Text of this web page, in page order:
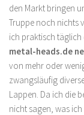
den Markt bringen
Truppe noch nichts
ich praktisch täglich
metal-heads.de
von mehr oder
zwangsläufig
Lappen. Da ich die
nicht sagen, was